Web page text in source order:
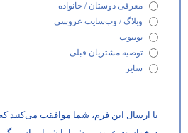
معرفی دوستان / خانواده
وبلاگ / وب‌سایت عروسی
یوتیوب
توصیه مشتریان قبلی
سایر
با ارسال این فرم، شما موافقت می‌کنید